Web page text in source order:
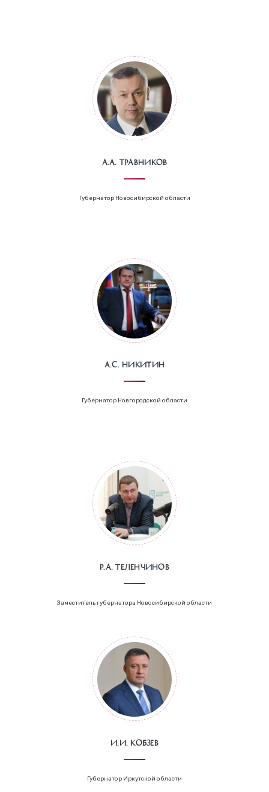
А.А. Травников
Губернатор Новосибирской области
А.С. Никитин
Губернатор Новгородской области
Р.А. Теленчинов
Заместитель губернатора Новосибирской области
И.И. Кобзев
Губернатор Иркутской области